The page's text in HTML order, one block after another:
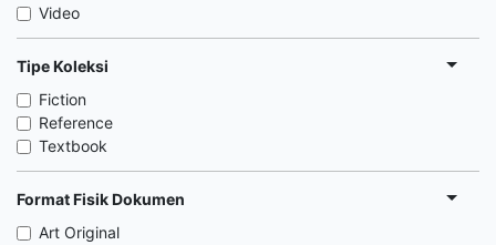
Video
Tipe Koleksi
Fiction
Reference
Textbook
Format Fisik Dokumen
Art Original